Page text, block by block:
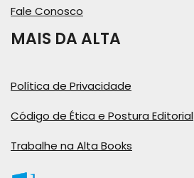
Fale Conosco
MAIS DA ALTA
Política de Privacidade
Código de Ética e Postura Editorial
Trabalhe na Alta Books